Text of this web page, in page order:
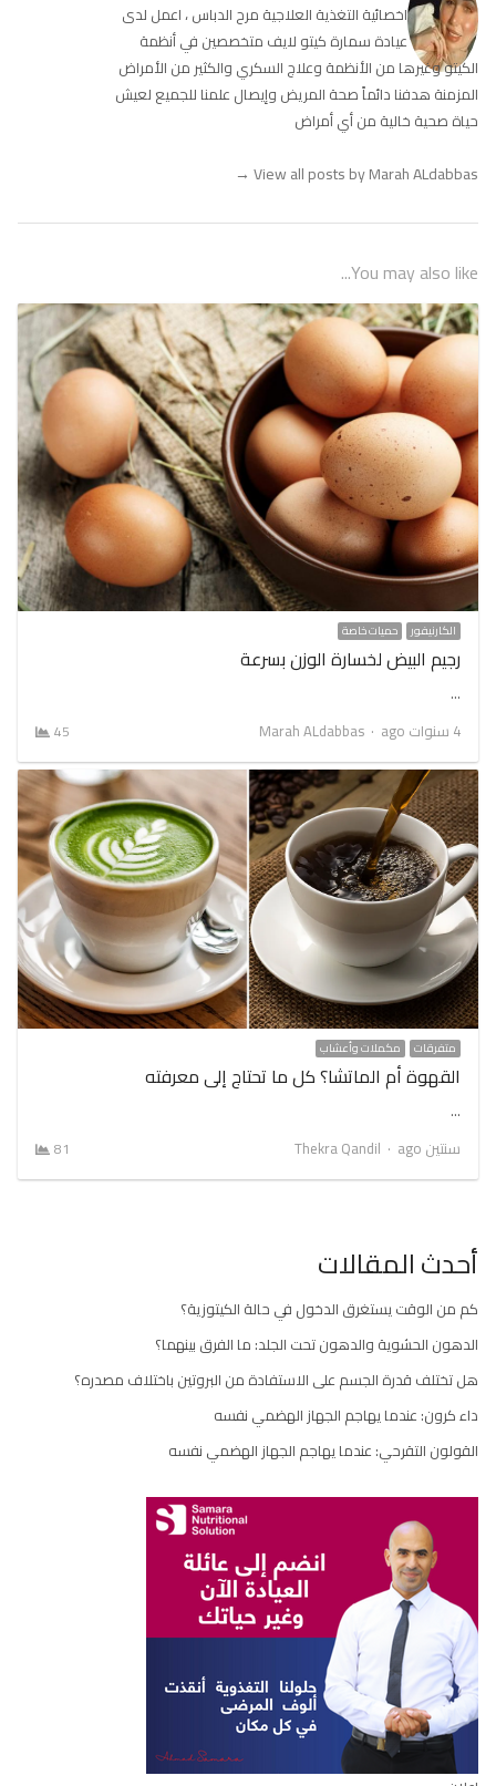
اخصائية التغذية العلاجية مرح الدباس ، اعمل لدى
عيادة سمارة كيتو لايف متخصصين في أنظمة
الكيتو وغيرها من الأنظمة وعلاج السكري والكثير من الأمراض
المزمنة هدفنا دائماً صحة المريض وإيصال علمنا للجميع لعيش
حياة صحية خالية من أي أمراض
View all posts by Marah ALdabbas
→
You may also like...
الكارنيفور حميات خاصة
رجيم البيض لخسارة الوزن بسرعة
…
4 سنوات ago
Author
Marah ALdabbas
45
متفرقات مكملات وأعشاب
القهوة أم الماتشا؟ كل ما تحتاج إلى معرفته
…
سنتين ago
Author
Thekra Qandil
81
أحدث المقالات
كم من الوقت يستغرق الدخول في حالة الكيتوزية؟
الدهون الحشوية والدهون تحت الجلد: ما الفرق بينهما؟
هل تختلف قدرة الجسم على الاستفادة من البروتين باختلاف مصدره؟
داء كرون: عندما يهاجم الجهاز الهضمي نفسه
القولون التقرحي: عندما يهاجم الجهاز الهضمي نفسه